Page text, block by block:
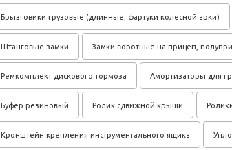
Брызговики грузовые (длинные, фартуки колесной арки)
Штанговые замки Замки воротные на прицеп,
Ремкомплект дискового тормоза Амортизаторы для
Буфер резиновый Ролик сдвижной крыши
Кронштейн крепления инструментального ящика